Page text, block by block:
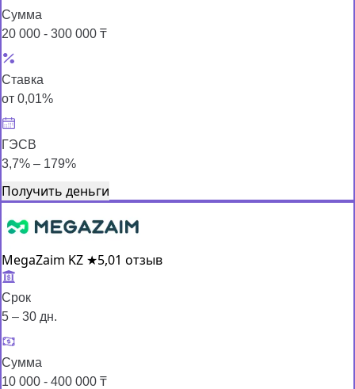
Сумма
20 000 - 300 000 ₸
Ставка
от 0,01%
ГЭСВ
3,7% – 179%
Получить деньги
MegaZaim KZ ★5,01 отзыв
Срок
5 – 30 дн.
Сумма
10 000 - 400 000 ₸